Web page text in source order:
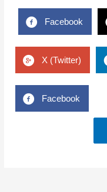
Facebook
X (Twitter)
Facebook